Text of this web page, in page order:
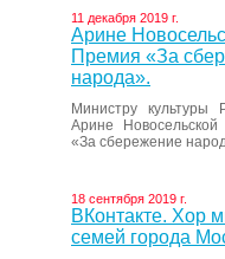
11 декабря 2019 г.
Арине
Премия «За
народа».
Министру культуры
Арине
«За сбережение
18 сентября 2019 г.
ВКонтакте. Хор
семей города